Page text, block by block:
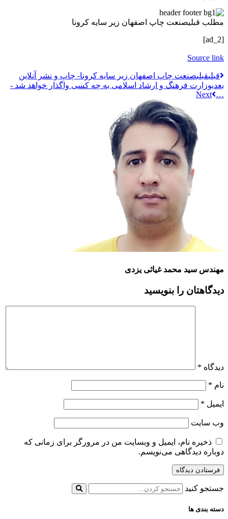
مطلب قبلیصنعت چاپ اصفهان زیر سایه کرونا
[ad_2]
Source link
قبليقبلیصنعت چاپ اصفهان زیر سایه کرونا- چاپ و نشر آنلاین
بعدیوزارت فرهنگ و ارشاد اسلامی به چه کسی واگذار خواهد شد -
…
مهندس سید محمد غیاثی یزدی
دیدگاهتان را بنویسید
دیدگاه *
نام *
ایمیل *
وب‌ سایت
ذخیره نام، ایمیل و وبسایت من در مرورگر برای زمانی که
دوباره دیدگاهی می‌نویسم.
جستجو کنید
دسته بندی ها